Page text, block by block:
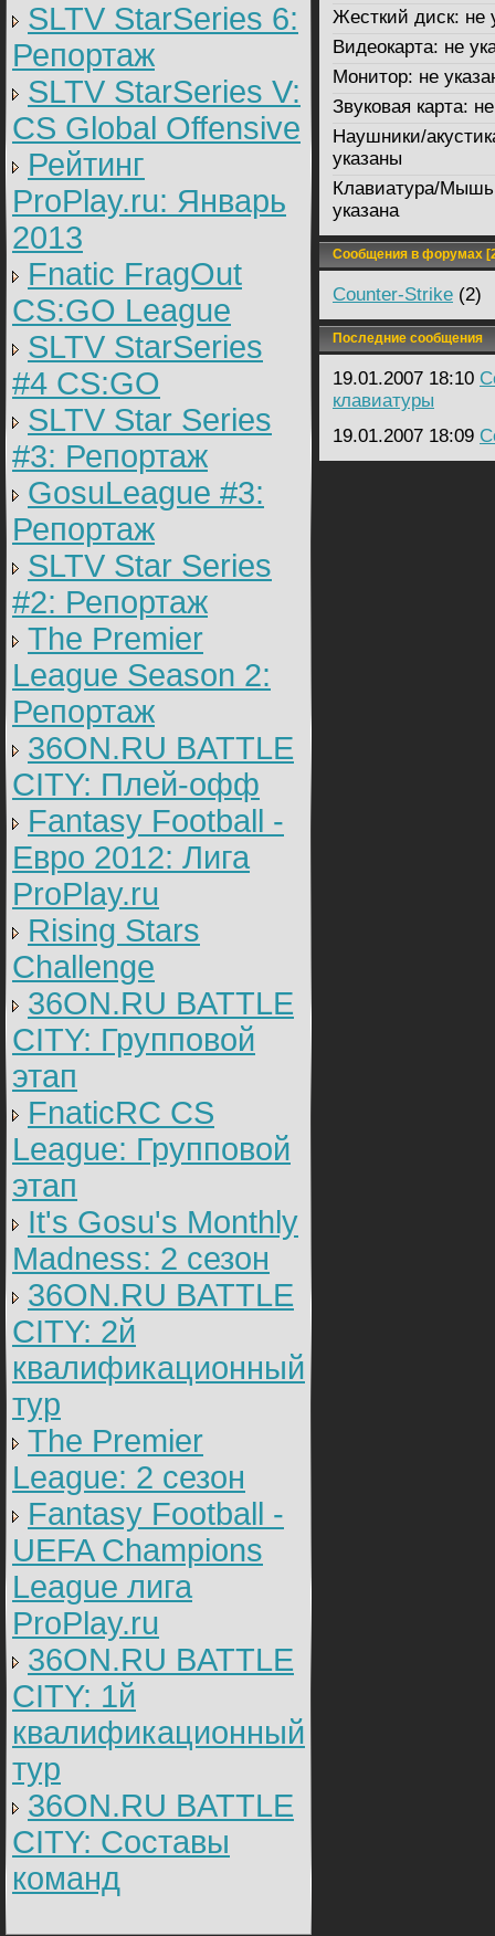
SLTV StarSeries 6:
Репортаж
SLTV StarSeries V:
CS Global Offensive
Рейтинг
ProPlay.ru: Январь
2013
Fnatic FragOut
CS:GO League
SLTV StarSeries
#4 CS:GO
SLTV Star Series
#3: Репортаж
GosuLeague #3:
Репортаж
SLTV Star Series
#2: Репортаж
The Premier
League Season 2:
Репортаж
36ON.RU BATTLE
CITY: Плей-офф
Fantasy Football -
Евро 2012: Лига
ProPlay.ru
Rising Stars
Challenge
36ON.RU BATTLE
CITY: Групповой
этап
FnaticRC CS
League: Групповой
этап
It's Gosu's Monthly
Madness: 2 сезон
36ON.RU BATTLE
CITY: 2й
квалификационный
тур
The Premier
League: 2 cезон
Fantasy Football -
UEFA Champions
League лига
ProPlay.ru
36ON.RU BATTLE
CITY: 1й
квалификационный
тур
36ON.RU BATTLE
CITY: Составы
команд
Жесткий диск: не
Видеокарта: не
Монитор: не
Звуковая карта:
Наушники/
указаны
Клавиатура/
указана
Сообщения в форумах
Counter-Strike (2)
Последние сообщения
19.01.2007 18:10
клавиатуры
19.01.2007 18:09